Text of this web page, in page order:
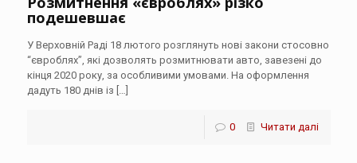
подешевшає
У Верховній Раді 18 лютого розглянуть нові закони стосовно
“євроблях”, які дозволять розмитнювати авто, завезені до
кінця 2020 року, за особливими умовами. На оформлення
дадуть 180 днів із […]
0 Читати далі